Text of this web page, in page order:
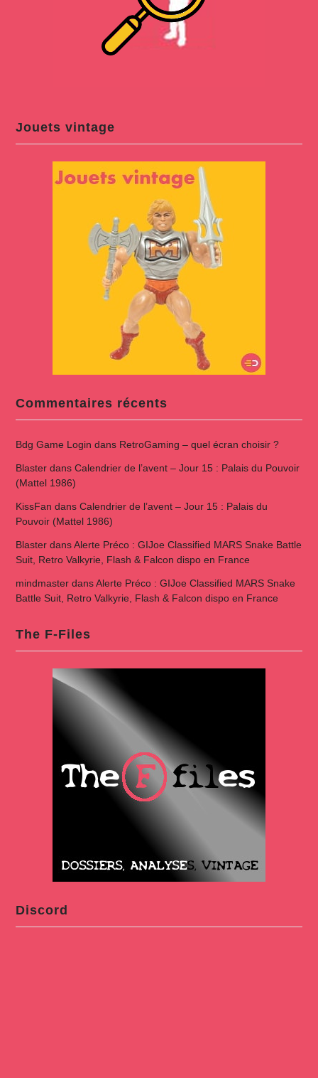
Jouets vintage
Commentaires récents
Bdg Game Login dans RetroGaming – quel écran choisir ?
Blasterdans Calendrier de l’avent – Jour 15 : Palais du Pouvoir
(Mattel 1986)
KissFan dans Calendrier de l’avent – Jour 15 : Palais du
Pouvoir (Mattel 1986)
BlasterdansAlerte Préco : GIJoe Classified MARS Snake Battle
Suit, Retro Valkyrie, Flash & Falcon dispo en France
mindmasterdansAlerte Préco : GIJoe Classified MARS Snake
Battle Suit, Retro Valkyrie, Flash & Falcon dispo en France
The F-Files
Discord